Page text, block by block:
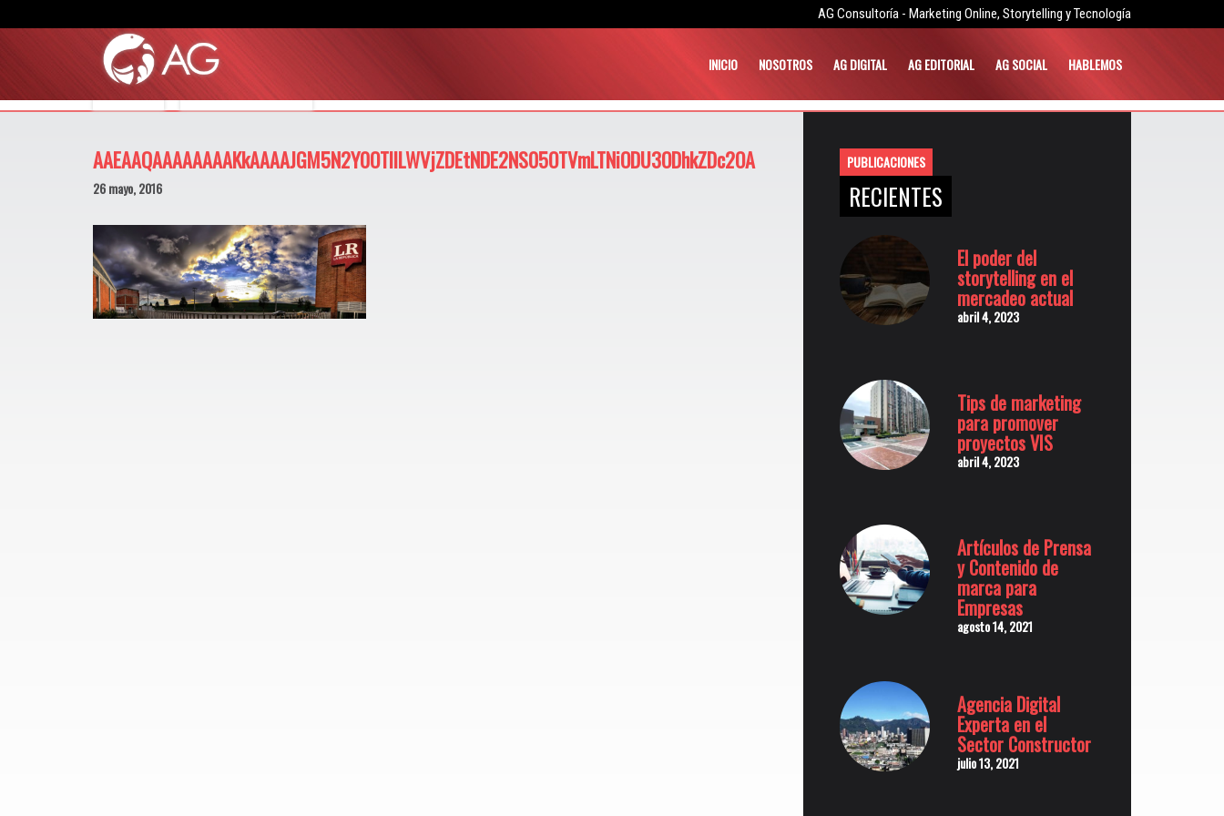
AG Consultoría - Marketing Online, Storytelling y Tecnología
INICIO NOSOTROS AG DIGITAL AG EDITORIAL AG SOCIAL
HABLEMOS
MUNDO AG
MUNDO CONSTRUCTOR
AAEAAQAAAAAAAAKkAAAAJGM5N2Y0OTllLWVjZDEtNDE2NS05OTVmLTNiODU3ODhkZDc2OA
26 mayo, 2016
PUBLICACIONES
RECIENTES
El poder del
storytelling en el
mercadeo actual
abril 4, 2023
Tips de marketing
para promover
proyectos VIS
abril 4, 2023
Artículos de Prensa
y Contenido de
marca para
Empresas
agosto 14, 2021
Agencia Digital
Experta en el
Sector Constructor
julio 13, 2021